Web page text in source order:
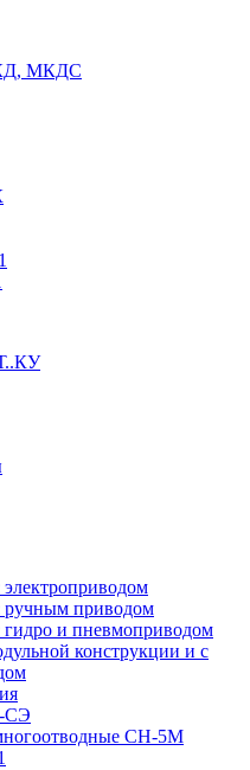
МКДС
ручным приводом
и пневмоприводом
конструкции и с
СЭ
СН-5М